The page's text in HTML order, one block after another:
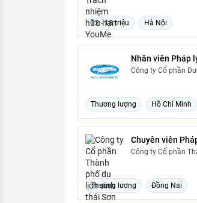
12 - 18 triệu Hà Nội
Nhân viên Pháp
Công ty Cổ phần
Thương lượng Hồ Chí Minh
Chuyên viên
Công ty Cổ phần
Thương lượng Đồng Nai